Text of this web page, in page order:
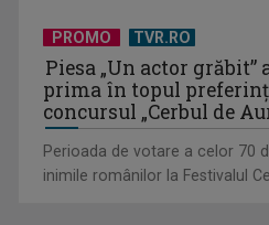
TVR lansează un apel pentru
PROMO TVR.RO
Piesa „Un actor grăbit”
prima în topul
concursul „Cerbul de
Perioada de votare a celor 70
inimile românilor la Festivalul